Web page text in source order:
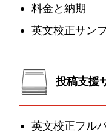
料金と納期
英文校正サン
投稿支援
英文校正フル